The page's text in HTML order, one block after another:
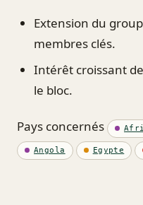
Extension du
membres clés.
Intérêt croissant
le bloc.
Pays concernés
Angola Egypte